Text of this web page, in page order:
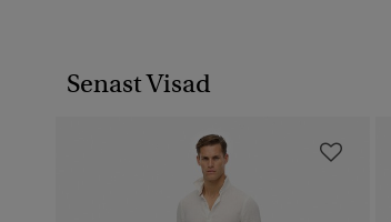
Senast Visad